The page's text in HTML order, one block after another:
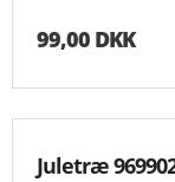
99,00 DKK
Juletræ